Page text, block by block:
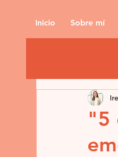
Inicio Sobre mí
"5